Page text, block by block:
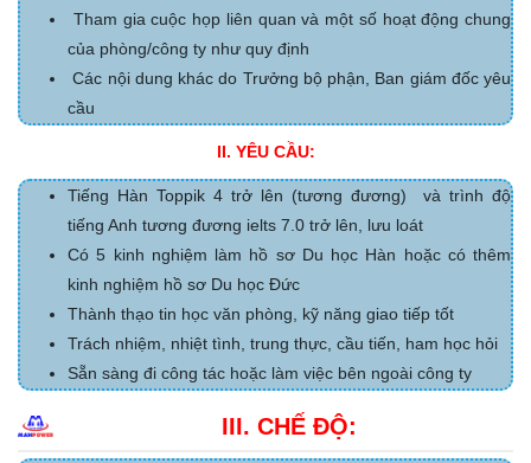
Tham gia cuộc họp liên quan và một số hoạt động chung
của phòng/công ty như quy định
Các nội dung khác do Trưởng bộ phận, Ban giám đốc yêu
cầu
II. YÊU CẦU:
Tiếng Hàn Toppik 4 trở lên (tương đương) và trình độ
tiếng Anh tương đương ielts 7.0 trở lên, lưu loát
Có 5 kinh nghiệm làm hồ sơ Du học Hàn hoặc có thêm
kinh nghiệm hồ sơ Du học Đức
Thành thạo tin học văn phòng, kỹ năng giao tiếp tốt
Trách nhiệm, nhiệt tình, trung thực, cầu tiến, ham học hỏi
Sẵn sàng đi công tác hoặc làm việc bên ngoài công ty
III. CHẾ ĐỘ: